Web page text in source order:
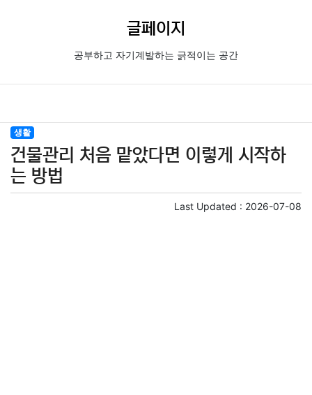
글페이지
공부하고 자기계발하는 긁적이는 공간
생활
건물관리 처음 맡았다면 이렇게 시작하
는 방법
Last Updated : 2026-07-08